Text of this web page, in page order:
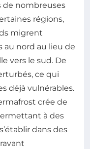
nombreuses
régions,
migrent
au nord au lieu de
vers le sud. De
ce qui
déjà vulnérables.
crée de
à des
dans des